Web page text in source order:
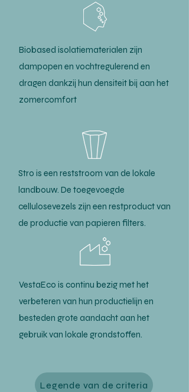
Biobased isolatiematerialen zijn
dampopen en vochtregulerend en
dragen dankzij hun densiteit bij aan het
zomercomfort
Stro is een reststroom van de lokale
landbouw. De toegevoegde
cellulosevezels zijn een restproduct van
de productie van papieren filters.
VestaEco is continu bezig met het
verbeteren van hun productielijn en
besteden grote aandacht aan het
gebruik van lokale grondstoffen.
Legende van de criteria